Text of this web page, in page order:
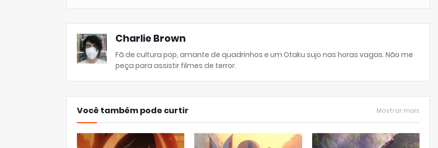
Charlie Brown
Fã de cultura pop, amante de quadrinhos e um Otaku sujo nas horas vagas. Não me
peça para assistir filmes de terror.
Você também pode curtir Mostrar mais